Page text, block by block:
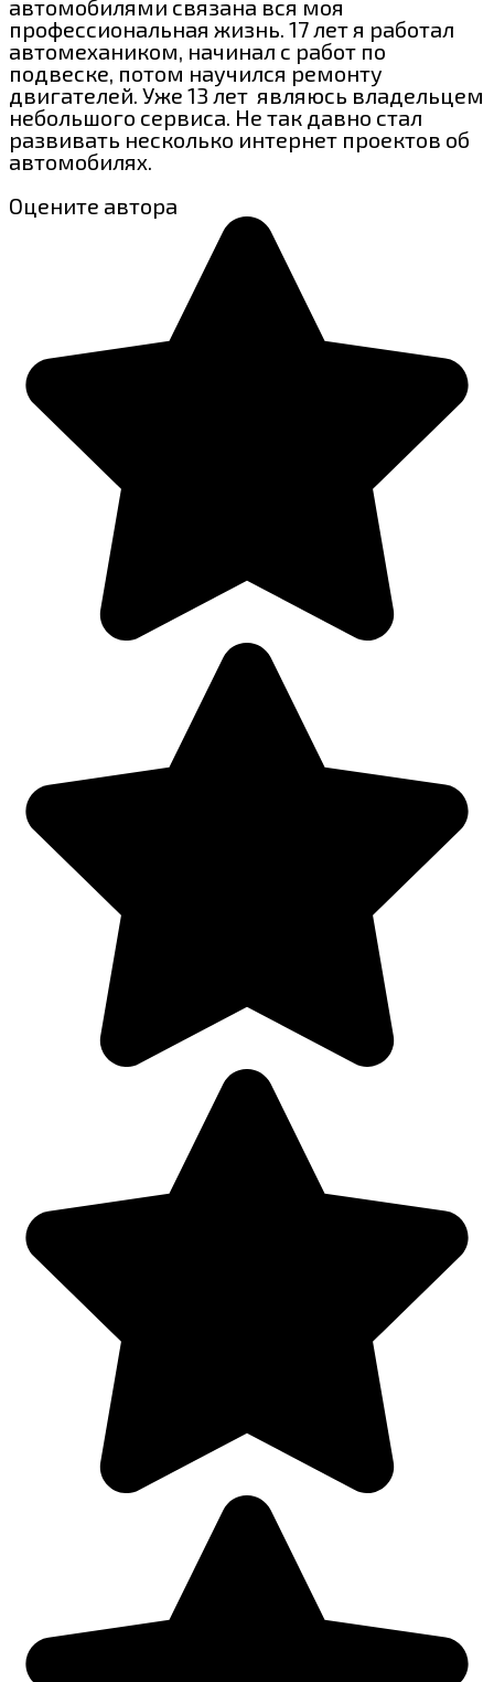
автомобилями связана вся моя
профессиональная жизнь. 17 лет я работал
автомехаником, начинал с работ по
подвеске, потом научился ремонту
двигателей. Уже 13 лет являюсь владельцем
небольшого сервиса. Не так давно стал
развивать несколько интернет проектов об
автомобилях.
Оцените автора